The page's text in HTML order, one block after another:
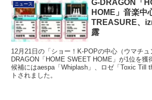
ニュース
G-DRAGON「
HOME」音楽中
TREASURE、
露
12月21日の「ショー！K-POPの中心（ウマチュ
DRAGON「HOME SWEET HOME」が1位を獲
候補にはaespa「Whiplash」、ロゼ「Toxic Till
トされました。